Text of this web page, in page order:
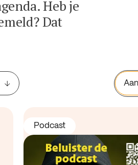
Heb je
Dat
Podcast